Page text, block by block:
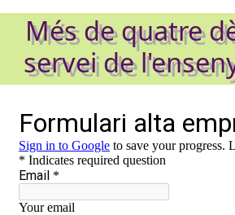
Més de quatre
servei de